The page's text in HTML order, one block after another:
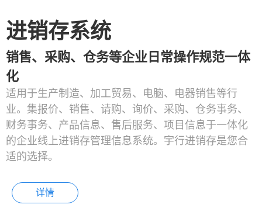
进销存系统
销售、采购、仓务等企业日常操作规范一体
化
适用于生产制造、加工贸易、电脑、电器销售等行
业。集报价、销售、请购、询价、采购、仓务事务、
财务事务、产品信息、售后服务、项目信息于一体化
的企业线上进销存管理信息系统。宇行进销存是您合
适的选择。
详情